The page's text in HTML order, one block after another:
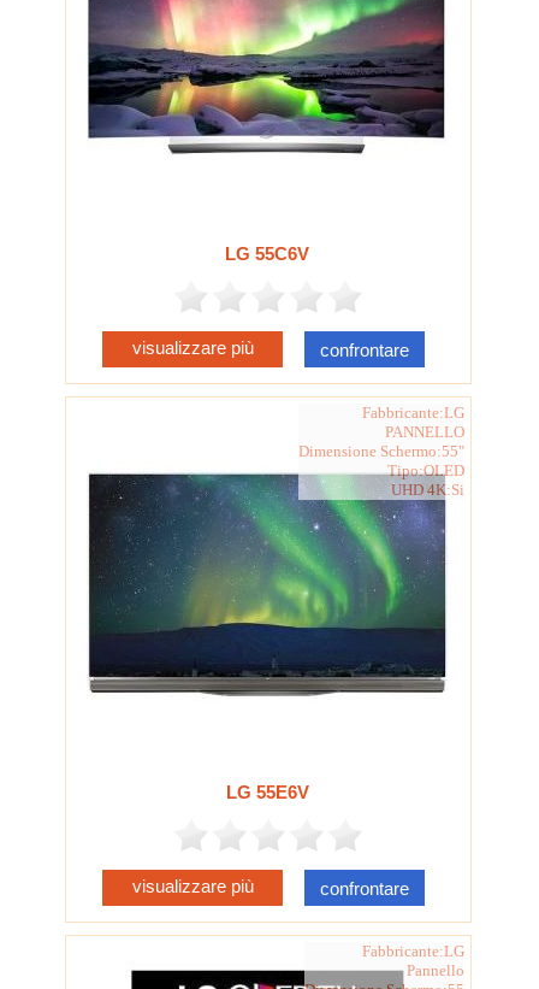
LG 55C6V
visualizzare più confrontare
Fabbricante:LG
PANNELLO
Dimensione Schermo:55"
Tipo:OLED
UHD 4K:Si
LG 55E6V
visualizzare più confrontare
Fabbricante:LG
Pannello